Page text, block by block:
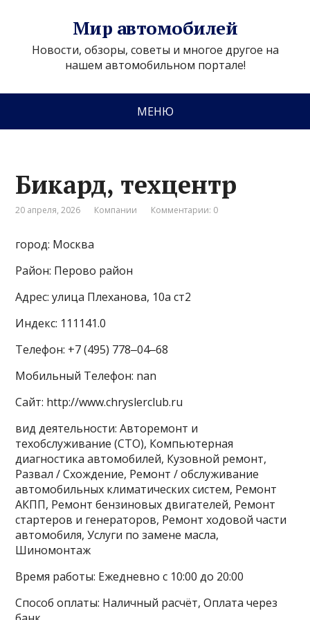
Мир автомобилей
Новости, обзоры, советы и многое другое на
нашем автомобильном портале!
МЕНЮ
Бикард, техцентр
20 апреля, 2026 Компании Комментарии: 0
город: Москва
Район: Перово район
Адрес: улица Плеханова, 10а ст2
Индекс: 111141.0
Телефон: +7 (495) 778‒04‒68
Мобильный Телефон: nan
Сайт: http://www.chryslerclub.ru
вид деятельности: Авторемонт и
техобслуживание (СТО), Компьютерная
диагностика автомобилей, Кузовной ремонт,
Развал / Схождение, Ремонт / обслуживание
автомобильных климатических систем, Ремонт
АКПП, Ремонт бензиновых двигателей, Ремонт
стартеров и генераторов, Ремонт ходовой части
автомобиля, Услуги по замене масла,
Шиномонтаж
Время работы: Ежедневно с 10:00 до 20:00
Способ оплаты: Наличный расчёт, Оплата через